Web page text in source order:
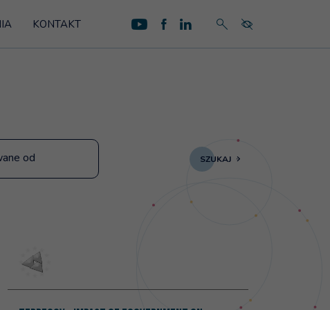
KONTAKT profil na YouTube
profil na Facebook
profil na LinkedInwyszukaj na stronie
menu
od SZUKAJ
in eGovernment
Więcej na temat: TERREGOV - Impact of eGovernment on